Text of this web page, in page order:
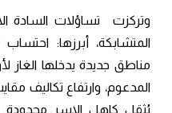
وتركزت تساؤلات السادة
المتشابكة، أبرزها:
مناطق جديدة يدخلها
المدعوم، وارتفاع تكاليف
يُثقل كاهل الاسر